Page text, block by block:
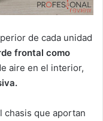
de cada unidad
frontal como
aire en el interior,
chasis que aportan